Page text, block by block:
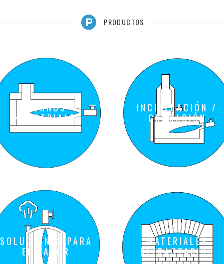
PRODUCTOS
HORNOS
INDUSTRIALES
SOLUCIONES PARA
EL VAPOR
INCINERACIÓN /
CREMACIÓN
MATERIALES
REFRACTARIOS